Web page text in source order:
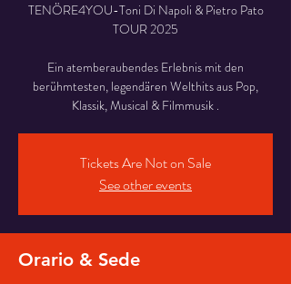
TENÖRE4YOU-Toni Di Napoli & Pietro Pato
TOUR 2025
Ein atemberaubendes Erlebnis mit den
berühmtesten, legendären Welthits aus Pop,
Klassik, Musical & Filmmusik .
Tickets Are Not on Sale
See other events
Orario & Sede